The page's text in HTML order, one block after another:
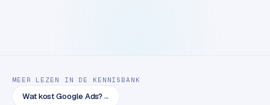
BRANCHE-
MEER LEZEN IN DE KENNISBANK
Wat kost Google Ads?→